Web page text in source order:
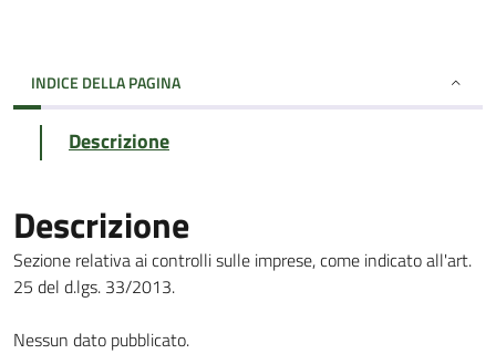
INDICE DELLA PAGINA
Descrizione
Descrizione
Sezione relativa ai controlli sulle imprese, come indicato all'art.
25 del d.lgs. 33/2013.
Nessun dato pubblicato.